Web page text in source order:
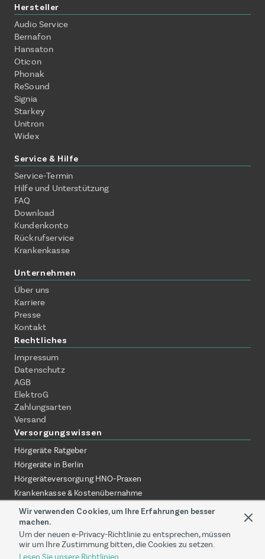
Wir verwenden Cookies, um Ihre Erfahrungen besser
machen.
Um der neuen e-Privacy-Richtlinie zu entsprechen, müssen
wir um Ihre Zustimmung bitten, die Cookies zu setzen.
Lesen Sie unsere Richtlinien
Hersteller
Audio Service
Bernafon
Hansaton
Oticon
Phonak
ReSound
Signia
Starkey
Unitron
Widex
Service & Hilfe
Service-Termin
Hilfe und Unterstützung
FAQ
Download
Kundenkonto
Rückrufservice
Krankenkasse
Unternehmen
Über uns
Karriere
Presse
Kontakt
Rechtliches
Impressum
Datenschutz
AGB
ElektroG
Zahlungsarten
Versand
Versorgungswissen
Hörgeräte Ratgeber
Hörgeräte in Berlin
Hörgeräteversorgung HNO-Praxen
Krankenkasse & Kostenübernahme
Hörgeräte ohne Termin erklärt
Hörgeräte zuhause testen
Online-Akustiker vs. Fachgeschäft
Versorgung über HNO-Praxis